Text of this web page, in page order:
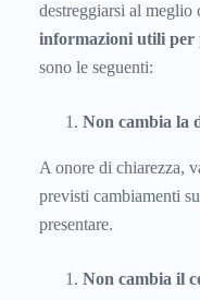
destreggiarsi al
informazioni utili per
sono le seguenti:
Non cambia la
A onore di chiarezza,
previsti cambiamenti
presentare.
Non cambia il